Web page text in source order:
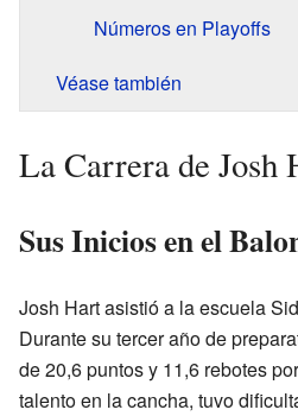
Números en Playoffs
Véase también
La Carrera de Josh
Sus Inicios en el
Josh Hart asistió a la escuela
Durante su tercer año de
de 20,6 puntos y 11,6 rebotes
talento en la cancha, tuvo